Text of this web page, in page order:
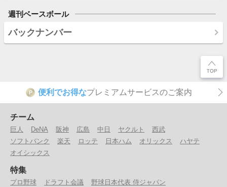
週刊ベースボール
バックナンバー
P 便利でお得なプレミアムサービスのご案内
チーム
巨人 DeNA 阪神 広島 中日 ヤクルト
西武
ソフトバンク
楽天 ロッテ 日本ハム オリックス
ハヤテ
オイシックス
特集
プロ野球 ドラフト会議
野球日本代表 侍ジャパン